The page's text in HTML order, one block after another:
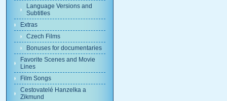
Language Versions and
Subtitles
Extras
Czech Films
Bonuses for documentaries
Favorite Scenes and Movie
Lines
Film Songs
Cestovatelé Hanzelka a
Zikmund